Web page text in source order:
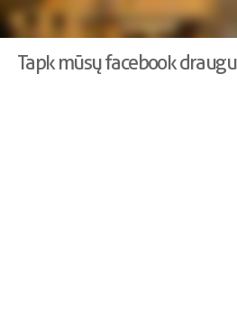
Tapk mūsų facebook draugu